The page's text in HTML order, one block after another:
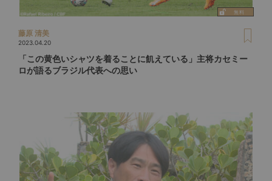
藤原 清美
2023.04.20
「この黄色いシャツを着ることに飢えている」主将カセミー
ロが語るブラジル代表への思い